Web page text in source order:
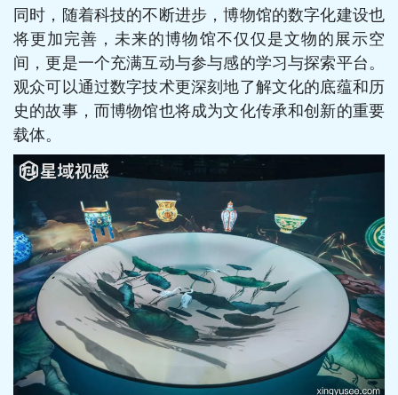
同时，随着科技的不断进步，博物馆的数字化建设也
将更加完善，未来的博物馆不仅仅是文物的展示空
间，更是一个充满互动与参与感的学习与探索平台。
观众可以通过数字技术更深刻地了解文化的底蕴和历
史的故事，而博物馆也将成为文化传承和创新的重要
载体。